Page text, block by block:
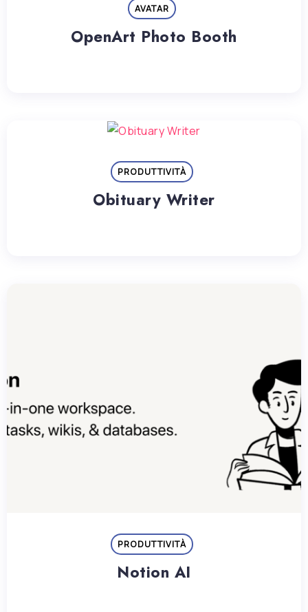
AVATAR
OpenArt Photo Booth
PRODUTTIVITÀ
Obituary Writer
PRODUTTIVITÀ
Notion AI